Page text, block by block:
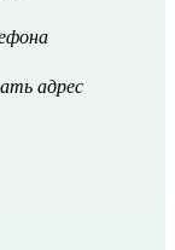
адрес